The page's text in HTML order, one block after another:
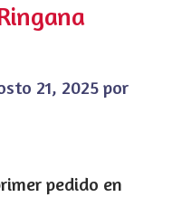
21, 2025 por
pedido en